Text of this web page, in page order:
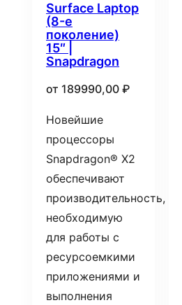
Surface Laptop
(8-е
поколение)
15″ |
Snapdragon
от 189990,00 ₽
Новейшие
процессоры
Snapdragon® X2
обеспечивают
производительность,
необходимую
для работы с
ресурсоемкими
приложениями и
выполнения